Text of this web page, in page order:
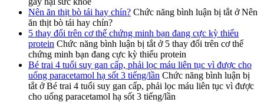
Nên ăn thịt bò tái hay chín? Chức năng bình luận bị tắt ở Nên
ăn thịt bò tái hay chín?
5 thay đổi trên cơ thể chứng minh bạn đang cực kỳ thiếu
protein Chức năng bình luận bị tắt ở 5 thay đổi trên cơ thể
chứng minh bạn đang cực kỳ thiếu protein
Bé trai 4 tuổi suy gan cấp, phải lọc máu liên tục vì được cho
uống paracetamol hạ sốt 3 tiếng/lần Chức năng bình luận bị
tắt ở Bé trai 4 tuổi suy gan cấp, phải lọc máu liên tục vì được
cho uống paracetamol hạ sốt 3 tiếng/lần